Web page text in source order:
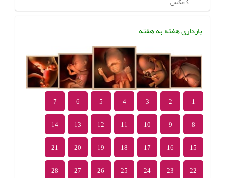
بارداری هفته به هفته
1
2
3
4
5
6
7
8
9
10
11
12
13
14
15
16
17
18
19
20
21
22
23
24
25
26
27
28